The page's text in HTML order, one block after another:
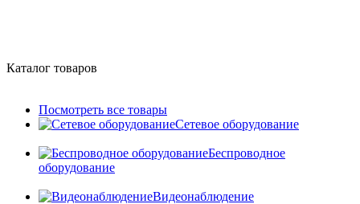
Каталог товаров
Посмотреть все товары
Сетевое оборудование
Беспроводное
оборудование
Видеонаблюдение